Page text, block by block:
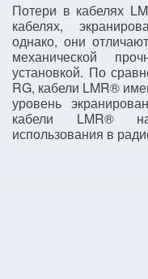
Потери в кабелях
кабелях,
однако, они
механической
установкой. По
RG, кабели LMR®
уровень
кабели LMR®
использования в